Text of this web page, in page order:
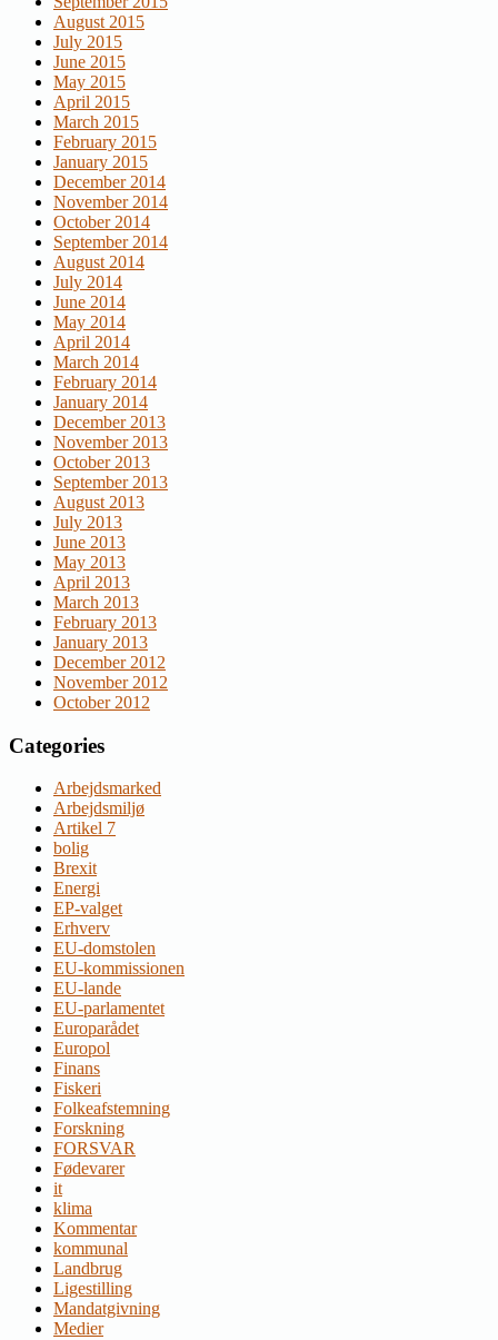
August 2015
July 2015
June 2015
May 2015
April 2015
March 2015
February 2015
January 2015
December 2014
November 2014
October 2014
September 2014
August 2014
July 2014
June 2014
May 2014
April 2014
March 2014
February 2014
January 2014
December 2013
November 2013
October 2013
September 2013
August 2013
July 2013
June 2013
May 2013
April 2013
March 2013
February 2013
January 2013
December 2012
November 2012
October 2012
Categories
Arbejdsmarked
Arbejdsmiljø
Artikel 7
bolig
Brexit
Energi
EP-valget
Erhverv
EU-domstolen
EU-kommissionen
EU-lande
EU-parlamentet
Europarådet
Europol
Finans
Fiskeri
Folkeafstemning
Forskning
FORSVAR
Fødevarer
it
klima
Kommentar
kommunal
Landbrug
Ligestilling
Mandatgivning
Medier